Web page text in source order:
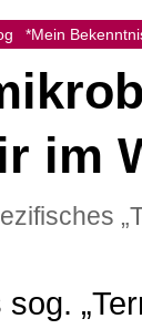
*Mein
im